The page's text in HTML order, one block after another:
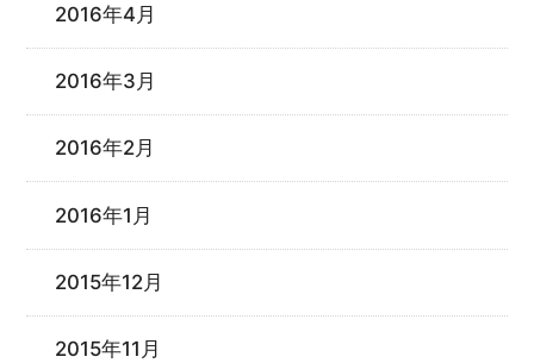
2016年4月
2016年3月
2016年2月
2016年1月
2015年12月
2015年11月